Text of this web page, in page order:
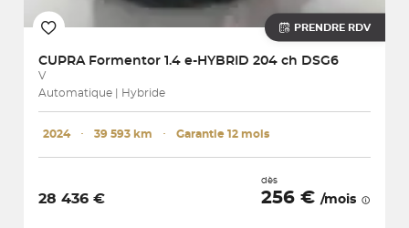
PRENDRE RDV
CUPRA Formentor 1.4 e-HYBRID 204 ch DSG6
V
Automatique | Hybride
2024 ･ 39 593 km ･ Garantie 12 mois
28 436 €
dès
256 € /mois